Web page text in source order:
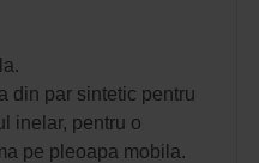
din par sintetic pentru
inelar, pentru o
pe pleoapa mobila.